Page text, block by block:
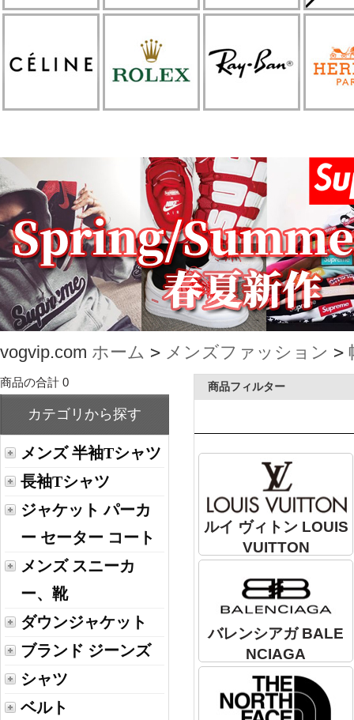
vogvip.com ホーム > メンズファッション >
商品の合計 0
カテゴリから探す
メンズ 半袖Tシャツ
長袖Tシャツ
ジャケット パーカ
ー セーター コート
メンズ スニーカ
ー、靴
ダウンジャケット
ブランド ジーンズ
シャツ
ベルト
商品フィルター
ルイ ヴィトン LOUIS
VUITTON
バレンシアガ BALE
NCIAGA